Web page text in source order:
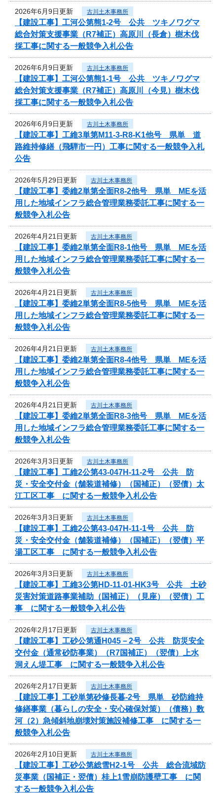
2026年6月9日更新 古川土木事務所
【建設工事】工河公第熊1-2号 公共 ツキノワグマ
総合対策支援事業（R7補正）高原川（長倉）樹木伐
採工事に関する一般競争入札公告
2026年6月9日更新 古川土木事務所
【建設工事】工河公第熊1-1号 公共 ツキノワグマ
総合対策支援事業（R7補正）高原川（今見）樹木伐
採工事に関する一般競争入札公告
2026年6月9日更新 古川土木事務所
【建設工事】工維3単第M11-3-R8-K1他号 県単 道
路維持修繕（飛騨市一円）工事に関する一般競争入札
公告
2026年5月29日更新 古川土木事務所
【建設工事】委維2単第全面R8-2他号 県単 MEを活
用した地域インフラ総合管理業務委託工事に関する一
般競争入札公告
2026年4月21日更新 古川土木事務所
【建設工事】委維2単第全面R8-1他号 県単 MEを活
用した地域インフラ総合管理業務委託工事に関する一
般競争入札公告
2026年4月21日更新 古川土木事務所
【建設工事】委維2単第全面R8-5他号 県単 MEを活
用した地域インフラ総合管理業務委託工事に関する一
般競争入札公告
2026年4月21日更新 古川土木事務所
【建設工事】委維2単第全面R8-4他号 県単 MEを活
用した地域インフラ総合管理業務委託工事に関する一
般競争入札公告
2026年4月21日更新 古川土木事務所
【建設工事】委維2単第全面R8-3他号 県単 MEを活
用した地域インフラ総合管理業務委託工事に関する一
般競争入札公告
2026年3月3日更新 古川土木事務所
【建設工事】工維2公第43-047H-11-2号 公共 防
災・安全交付金（舗装道補修）（国補正）（翌債）太
江工区工事 に関する一般競争入札公告
2026年3月3日更新 古川土木事務所
【建設工事】工維2公第43-047H-11-1号 公共 防
災・安全交付金（舗装道補修）（国補正）（翌債）平
湯工区工事 に関する一般競争入札公告
2026年3月3日更新 古川土木事務所
【建設工事】工維3公第HD-11-01-HK3号 公共 土砂
災害対策道路事業補助（国補正）（見座）（翌債）工
事 に関する一般競争入札公告
2026年2月17日更新 古川土木事務所
【建設工事】工砂公第通H045－2号 公共 防災安全
交付金（通常砂防事業）（R7国補正）（翌債）上水
洞えん堤工事 に関する一般競争入札公告
2026年2月17日更新 古川土木事務所
【建設工事】工砂単第砂修長暮-2号 県単 砂防維持
修繕事業（暮らしの安全・安心確保対策）（債務）数
河（2）急傾斜地崩壊対策施設補修工事 に関する一
般競争入札公告
2026年2月10日更新 古川土木事務所
【建設工事】工砂公第総雪H2-1号 公共 総合流域防
災事業（国補正・翌債）桂上1雪崩防護壁工事 に関
する一般競争入札公告